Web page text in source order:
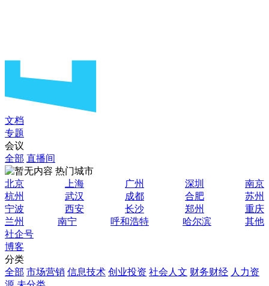
文档
专题
会议
全部 直播间
热门城市
北京
上海 广州 深圳
南京
杭州
武汉 成都 合肥
苏州
宁波
西安 长沙 郑州
重庆
兰州
南宁 呼和浩特 哈尔滨
其他
社企号
博客
分类
全部 市场营销 信息技术 创业投资 社会人文 财务财经 人力资